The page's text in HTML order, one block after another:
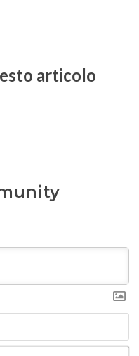
articolo